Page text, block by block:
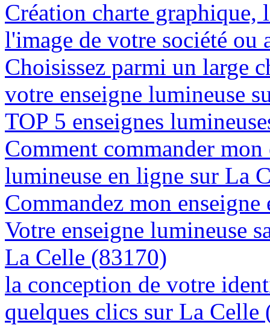
Création charte graphique,
l'image de votre société
Choisissez parmi un large
votre enseigne lumineuse
TOP 5 enseignes
Comment commander
lumineuse en ligne sur La
Commandez mon
Votre enseigne lumineuse
La Celle (83170)
la conception de votre
quelques clics sur La Celle